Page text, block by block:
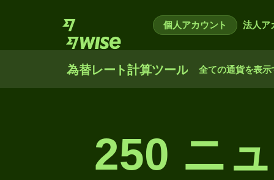
個人アカウント 法人ア
為替レート計算ツール 全ての通貨を表示
250 ニ